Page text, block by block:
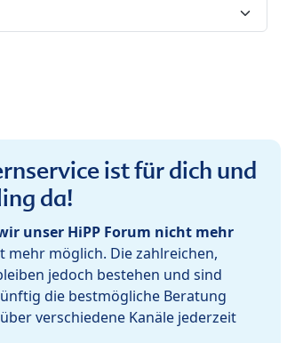
ist für dich und
da!
unser HiPP Forum nicht mehr
möglich. Die zahlreichen,
jedoch bestehen und sind
die bestmögliche Beratung
über verschiedene Kanäle jederzeit